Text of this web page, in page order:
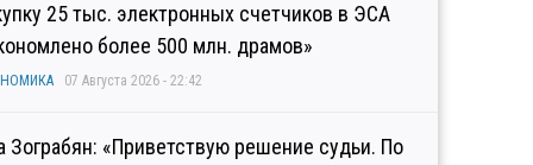
25 тыс. электронных счетчиков в ЭСА
более 500 млн. драмов»
07 Августа 2026 - 22:42
Зограбян: «Приветствую решение судьи. По